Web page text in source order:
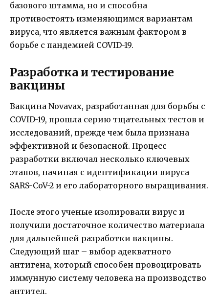
базового штамма, но и способна
противостоять изменяющимся вариантам
вируса, что является важным фактором в
борьбе с пандемией COVID-19.
Разработка и тестирование
вакцины
Вакцина Novavax, разработанная для борьбы с
COVID-19, прошла серию тщательных тестов и
исследований, прежде чем была признана
эффективной и безопасной. Процесс
разработки включал несколько ключевых
этапов, начиная с идентификации вируса
SARS-CoV-2 и его лабораторного выращивания.
После этого ученые изолировали вирус и
получили достаточное количество материала
для дальнейшей разработки вакцины.
Следующий шаг – выбор адекватного
антигена, который способен провоцировать
иммунную систему человека на производство
антител.